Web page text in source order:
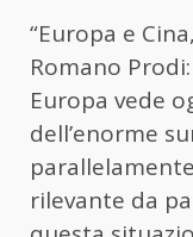
“Europa e
Romano
Europa vede
dell’enorme
rilevante da